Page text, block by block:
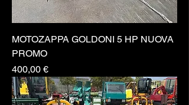
MOTOZAPPA GOLDONI 5 HP NUOVA
PROMO
Prezzo
400,00 €